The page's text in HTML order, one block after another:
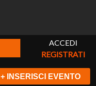
ACCEDI
REGISTRATI
+ INSERISCI EVENTO